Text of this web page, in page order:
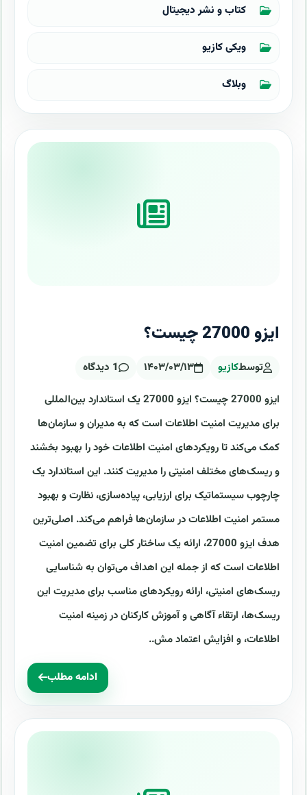
کتاب و نشر دیجیتال
ویکی کازیو
وبلاگ
ایزو 27000 چیست؟
توسطکازیو ۱۴۰۳/۰۳/۱۳ 1 دیدگاه
ایزو 27000 چیست؟ ایزو 27000 یک استاندارد بین‌المللی
برای مدیریت امنیت اطلاعات است که به مدیران و سازمان‌ها
کمک می‌کند تا رویکردهای امنیت اطلاعات خود را بهبود بخشند
و ریسک‌های مختلف امنیتی را مدیریت کنند. این استاندارد یک
چارچوب سیستماتیک برای ارزیابی، پیاده‌سازی، نظارت و بهبود
مستمر امنیت اطلاعات در سازمان‌ها فراهم می‌کند. اصلی‌ترین
هدف ایزو 27000، ارائه یک ساختار کلی برای تضمین امنیت
اطلاعات است که از جمله این اهداف می‌توان به شناسایی
ریسک‌های امنیتی، ارائه رویکردهای مناسب برای مدیریت این
ریسک‌ها، ارتقاء آگاهی و آموزش کارکنان در زمینه امنیت
اطلاعات، و افزایش اعتماد مش..
ادامه مطلب